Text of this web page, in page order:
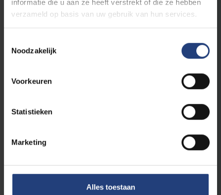
informatie die u aan ze heeft verstrekt of die ze hebben
verzameld op basis van uw gebruik van hun services.
Noodzakelijk
Voorkeuren
Statistieken
Marketing
Alles toestaan
een kritisch gesprek te voeren”